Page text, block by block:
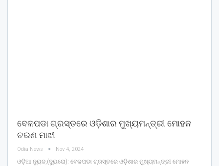
ବେଳପଡା ଗ୍ରସ୍ତରେ ଓଡ଼ିଶାର ମୁଖ୍ୟମନ୍ତ୍ରୀ ମୋହନ
ଚରଣ ମାଝୀ
Odia News Nov 4, 2024
ଓଡ଼ିଆ ନ୍ୟୁଜ,(ବ୍ୟୁରୋ): ବେଳପଡା ଗ୍ରସ୍ତରେ ଓଡ଼ିଶାର ମୁଖ୍ୟମନ୍ତ୍ରୀ ମୋହନ